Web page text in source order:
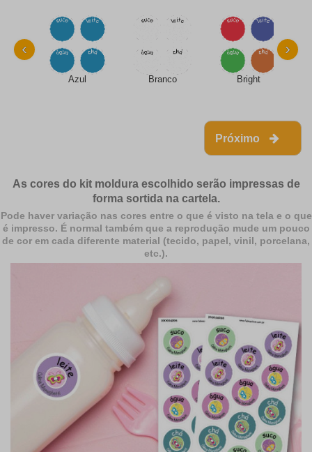
Azul Branco Bright
‹ ›
Próximo
As cores do kit moldura escolhido serão impressas de
forma sortida na cartela.
Pode haver variação nas cores entre o que é visto na tela e o que
é impresso. É normal também que a reprodução mude um pouco
de cor em cada diferente material (tecido, papel, vinil, porcelana,
etc.).